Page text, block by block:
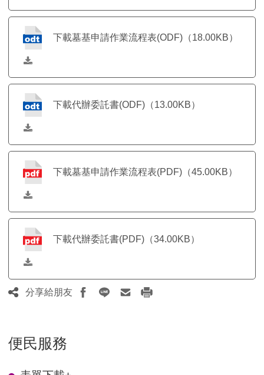
便民服務
下載墓基申請作業流程表(ODF)（18.00KB）
下載代辦委託書(ODF)（13.00KB）
下載墓基申請作業流程表(PDF)（45.00KB）
下載代辦委託書(PDF)（34.00KB）
分享給朋友